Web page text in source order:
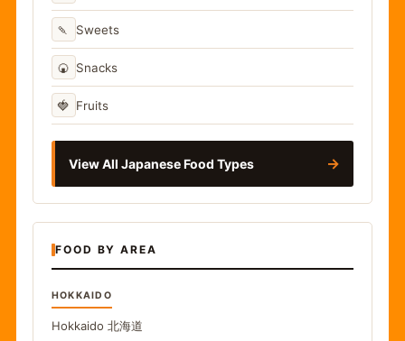
🍡 Sweets
🍘 Snacks
🍓 Fruits
View All Japanese Food Types →
FOOD BY AREA
HOKKAIDO
Hokkaido 北海道